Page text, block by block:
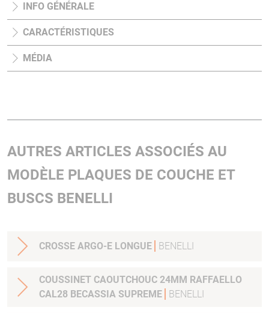
INFO GÉNÉRALE
CARACTÉRISTIQUES
MÉDIA
AUTRES ARTICLES ASSOCIÉS AU
MODÈLE PLAQUES DE COUCHE ET
BUSCS BENELLI
CROSSE ARGO-E LONGUE BENELLI
COUSSINET CAOUTCHOUC 24MM RAFFAELLO
CAL28 BECASSIA SUPREME
BENELLI